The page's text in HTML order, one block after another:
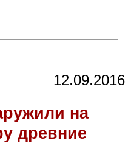
12.09.2016
на
древние